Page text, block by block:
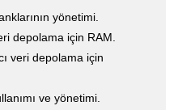
yönetimi.
depolama için RAM.
veri depolama için
ve yönetimi.